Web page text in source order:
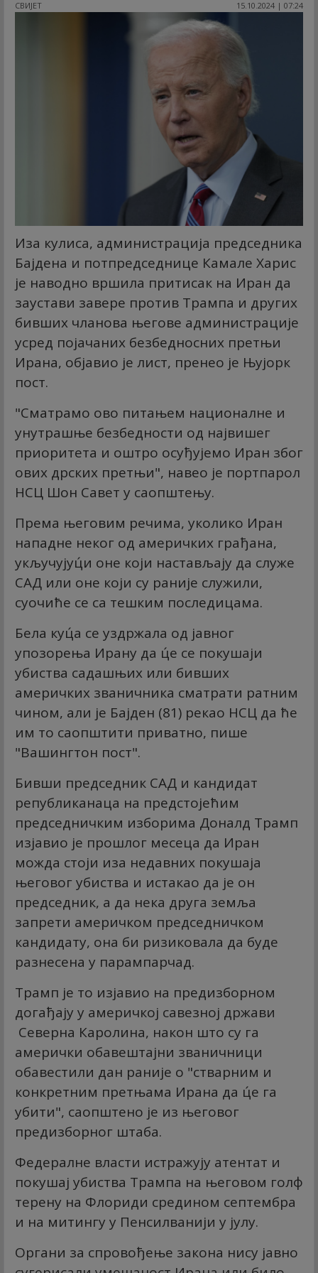
СВИЈЕТ 15.10.2024 | 07:24
Иза кулиса, администрација председника
Бајдена и потпредседнице Камале Харис
је наводно вршила притисак на Иран да
заустави завере против Трампа и других
бивших чланова његове администрације
усред појачаних безбедносних претњи
Ирана, објавио је лист, пренео је Њујорк
пост.
"Сматрамо ово питањем националне и
унутрашње безбедности од највишег
приоритета и оштро осуђујемо Иран због
ових дрских претњи", навео је портпарол
НСЦ Шон Савет у саопштењу.
Према његовим речима, уколико Иран
нападне неког од америчких грађана,
укључујуц́и оне који настављају да служе
САД или оне који су раније служили,
суочиће се са тешким последицама.
Бела куц́а се уздржала од јавног
упозорења Ирану да ц́е се покушаји
убиства садашњих или бивших
америчких званичника сматрати ратним
чином, али је Бајден (81) рекао НСЦ да ће
им то саопштити приватно, пише
"Вашингтон пост".
Бивши председник САД и кандидат
републиканаца на предстојећим
председничким изборима Доналд Трамп
изјавио је прошлог месеца да Иран
можда стоји иза недавних покушаја
његовог убиства и истакао да је он
председник, а да нека друга земља
запрети америчком председничком
кандидату, она би ризиковала да буде
разнесена у парампарчад.
Трамп је то изјавио на предизборном
догађају у америчкој савезној држави
Северна Каролина, након што су га
амерички обавештајни званичници
обавестили дан раније о "стварним и
конкретним претњама Ирана да ц́е га
убити", саопштено је из његовог
предизборног штаба.
Федералне власти истражују атентат и
покушај убиства Трампа на његовом голф
терену на Флориди средином септембра
и на митингу у Пенсилванији у јулу.
Органи за спровођење закона нису јавно